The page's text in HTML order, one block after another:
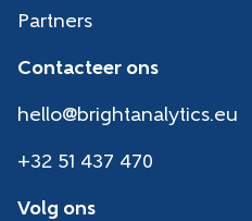
Partners
Contacteer ons
hello@brightanalytics.eu
+32 51 437 470
Volg ons